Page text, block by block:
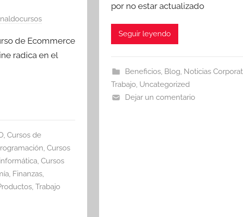
de Ecommerce
radica en el
, Cursos de
, Cursos
, Cursos
, Finanzas,
, Trabajo
por no estar actualizado
Seguir leyendo
Beneficios, Blog, Noticias
Trabajo, Uncategorized
Dejar un comentario